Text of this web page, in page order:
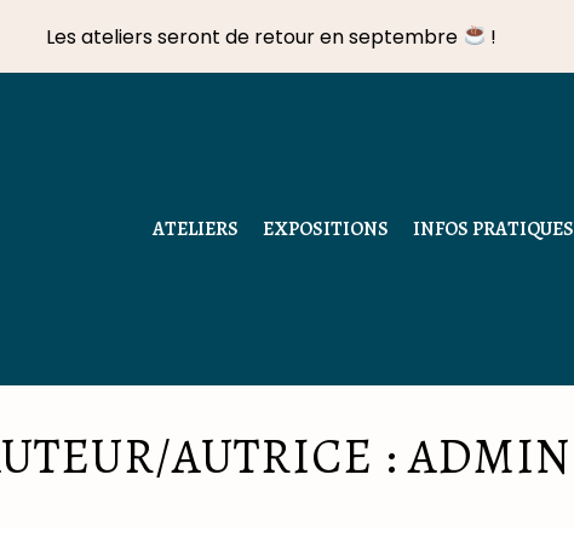
ATELIERS EXPOSITIONS INFOS PRATIQUES
AUTRICE :ADMIN
Les ateliers seront de retour en septembre !